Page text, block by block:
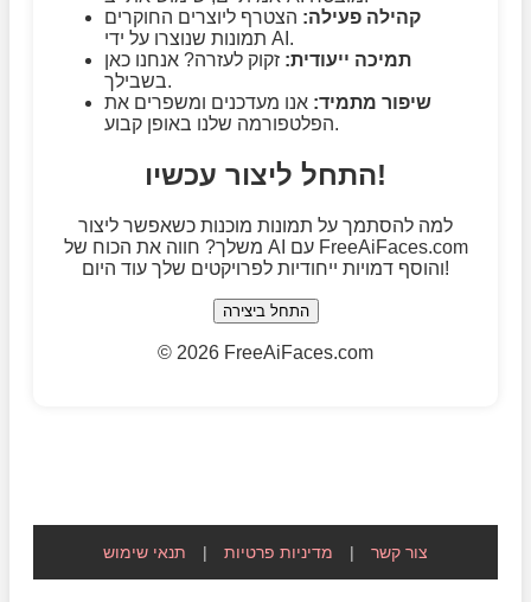
קהילה פעילה: הצטרף ליוצרים החוקרים
תמונות שנוצרו על ידי AI.
תמיכה ייעודית: זקוק לעזרה? אנחנו כאן
בשבילך.
שיפור מתמיד: אנו מעדכנים ומשפרים את
הפלטפורמה שלנו באופן קבוע.
התחל ליצור עכשיו!
למה להסתמך על תמונות מוכנות כשאפשר ליצור
משלך? חווה את הכוח של AI עם FreeAiFaces.com
והוסף דמויות ייחודיות לפרויקטים שלך עוד היום!
התחל ביצירה
© 2026 FreeAiFaces.com
צור קשר | מדיניות פרטיות | תנאי שימוש